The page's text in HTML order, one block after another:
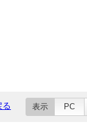
る 表示 PC